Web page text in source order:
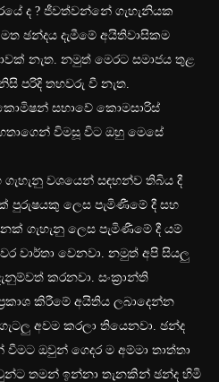
ද ? ජීවත්වන්නේ ගැහැනියක
ඡන්දය දැමීමේ අයිතිවාසිකම
නැත. නමුත් මෙරට සමාජය තුළ
පරිදි තහවරු වී නැත.
සභාවේ කොමසාරිස්
විමසූ විට ඔහු මෙසේ
ගැහැනු වශයෙන් සඳහන්ව තිබිය දී
පුරුෂයකු ලෙස පැමිණීමේ දී සහ
ගැහැනු ලෙස පැමිණීමේ දී යම්
වාර්තා වෙනවා. නමුත් අපි සියලු
කරනවා. සංක්‍රාන්ති
කිරීමේ අයිතිය ලබාදෙන්න
අවම කරලා තියෙනවා. ඡන්ද
ඔවුන් ගෙදර ම අම්මා තාත්තා
තමන් ඉන්නා තැනකින් ඡන්ද හිමි